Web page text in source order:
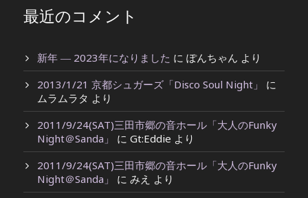
最近のコメント
新年 ― 2023年になりました に ぽんちゃん より
2013/1/21 京都シュガーズ「Disco Soul Night」
に
ムラムラタ より
2011/9/24(SAT)三田市郷の音ホール「大人のFunky
Night＠Sanda」
に Gt:Eddie より
2011/9/24(SAT)三田市郷の音ホール「大人のFunky
Night＠Sanda」
に みえ より